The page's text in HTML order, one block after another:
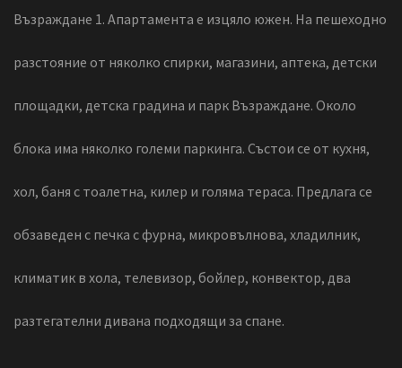
Възраждане 1. Апартамента е изцяло южен. На пешеходно
разстояние от няколко спирки, магазини, аптека, детски
площадки, детска градина и парк Възраждане. Около
блока има няколко големи паркинга. Състои се от кухня,
хол, баня с тоалетна, килер и голяма тераса. Предлага се
обзаведен с печка с фурна, микровълнова, хладилник,
климатик в хола, телевизор, бойлер, конвектор, два
разтегателни дивана подходящи за спане.